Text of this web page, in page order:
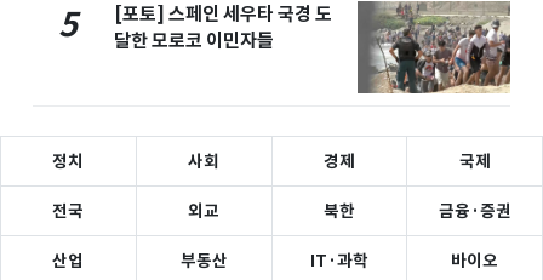
5
[포토] 스페인 세우타 국경 도
달한 모로코 이민자들
정치 사회 경제 국제
전국 외교 북한 금융·증권
산업 부동산 IT·과학 바이오